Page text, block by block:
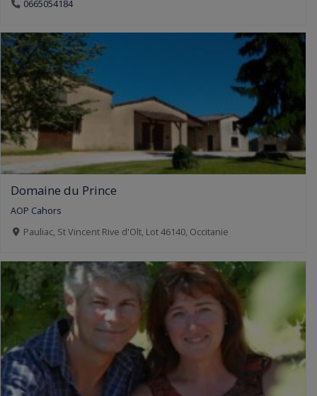
0665054184
Domaine du Prince
AOP Cahors
Pauliac, St Vincent Rive d'Olt, Lot 46140, Occitanie